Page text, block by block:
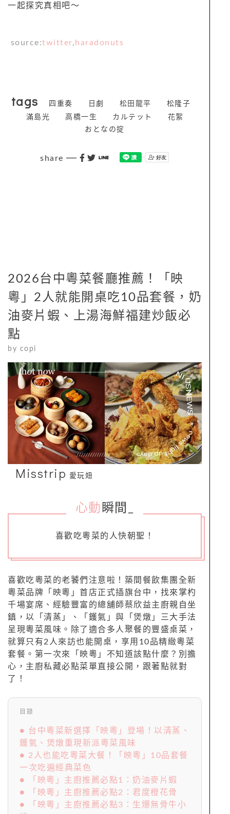
一起探究真相吧～
source:twitter, haradonuts
tags 四重奏 日劇 松田龍平
松隆子
滿島光
高橋一生 カルテット
花絮
おとなの掟
share
2026台中粵菜餐廳推薦！「映
粵」2人就能開桌吃10品套餐，奶
油麥片蝦、上湯海鮮福建炒飯必
點
by copi
Misstrip 愛玩妞
心動 瞬間
喜歡吃粵菜的人快朝聖！
喜歡吃粵菜的老饕們注意啦！築間餐飲集團全新
粵菜品牌「映粵」首店正式插旗台中，找來掌杓
千場宴席、經驗豐富的總舖師蔡欣益主廚親自坐
鎮，以「清蒸」、「鑊氣」與「煲燉」三大手法
呈現粵菜風味。除了適合多人聚餐的豐盛桌菜，
就算只有2人來訪也能開桌，享用10品精緻粵菜
套餐。第一次來「映粵」不知道該點什麼？別擔
心，主廚私藏必點菜單直接公開，跟著點就對
了！
目錄
● 台中粵菜新選擇「映粵」登場！以清蒸、
鑊氣、煲燉重現新派粵菜風味
● 2人也能吃粵菜大餐！「映粵」10品套餐
一次吃遍經典菜色
● 「映粵」主廚推薦必點1：奶油麥片蝦
● 「映粵」主廚推薦必點2：君度橙花骨
● 「映粵」主廚推薦必點3：生爆無骨牛小